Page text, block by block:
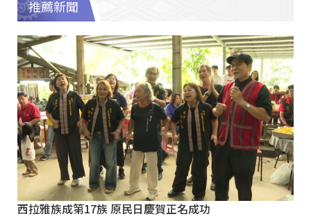
推薦新聞
西拉雅族成第17族 原民日慶賀正名成功